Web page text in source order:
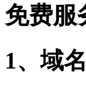
免费服
1、域